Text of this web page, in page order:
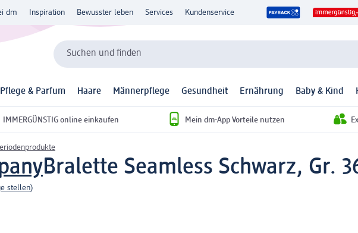
dm Inspiration Bewusster leben Services Kundenservice
Suchen und finden
Pflege & Parfum Haare Männerpflege Gesundheit Ernährung Baby & Kind
IMMERGÜNSTIG online einkaufen Mein dm-App Vorteile nutzen
Bralette Seamless Schwarz, Gr.
stellen)